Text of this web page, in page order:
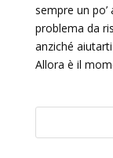
sempre un
problema da
anziché
Allora è il